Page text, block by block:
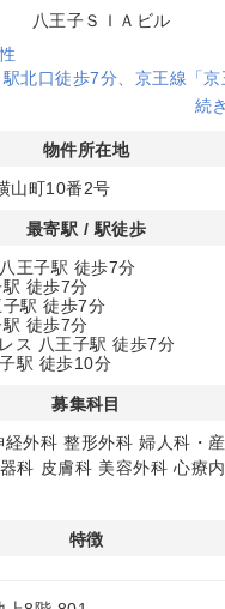
八王子ＳＩＡビル
北口徒歩7分、京王線「京
ルアクセス。甲州街道沿い
立地です。
集患力の期待
か幅広い診療科の募集に対
アクセス性が、開業初期の
与するポテンシャルがあり
ください。
続
物件所在地
山町10番2号
最寄駅 / 駅徒歩
王子駅 徒歩7分
徒歩7分
駅 徒歩7分
徒歩7分
ス 八王子駅 徒歩7分
駅 徒歩10分
募集科目
経外科 整形外科 婦人科・
科 皮膚科 美容外科 心療
特徴